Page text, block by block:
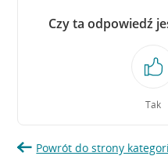
Czy ta odpowiedź
Tak
Powrót do strony